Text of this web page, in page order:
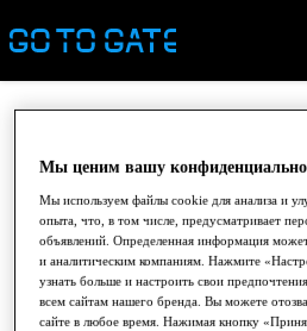
Мы ценим вашу
Мы используем файлы cookie для анализа и
опыта, что, в том числе, предусматривает
объявлений. Определенная информация
и аналитическим компаниям. Нажмите
узнать больше и настроить свои
всем сайтам нашего бренда. Вы можете
сайте в любое время. Нажимая кнопку